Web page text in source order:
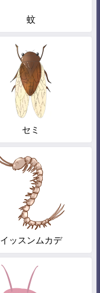
蚊
セミ
イッスンムカデ